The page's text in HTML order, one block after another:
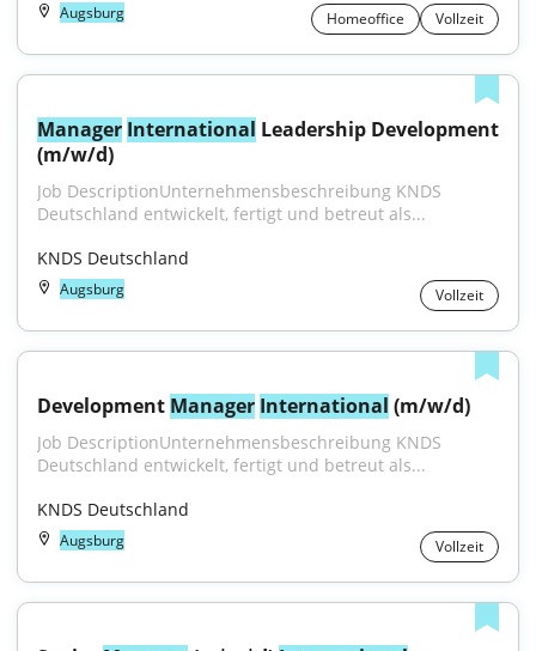
Augsburg Homeoffice Vollzeit
Manager International Leadership Development
(m/w/d)
Job DescriptionUnternehmensbeschreibung KNDS
Deutschland entwickelt, fertigt und betreut als...
KNDS Deutschland
Augsburg Vollzeit
Development Manager International (m/w/d)
Job DescriptionUnternehmensbeschreibung KNDS
Deutschland entwickelt, fertigt und betreut als...
KNDS Deutschland
Augsburg Vollzeit